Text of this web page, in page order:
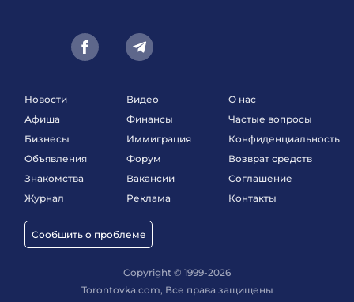
Новости
Афиша
Бизнесы
Объявления
Знакомства
Журнал
Сообщить о проблеме
Видео
Финансы
Иммиграция
Форум
Вакансии
Реклама
О нас
Частые вопросы
Конфиденциальность
Возврат средств
Соглашение
Контакты
Copyright © 1999-2026
Torontovka.com, Все права защищены